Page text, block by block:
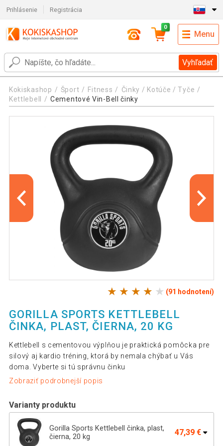
Prihlásenie Registrácia
Vyhľadať
0
Menu
Kokiskashop Šport Fitness
Činky / Kotúče / Tyče
Kettlebell
Cementové Vin-Bell činky
(91 hodnotení)
GORILLA SPORTS KETTLEBELL
ČINKA, PLAST, ČIERNA, 20 KG
Kettlebell s cementovou výplňou je praktická pomôcka pre
silový aj kardio tréning, ktorá by nemala chýbať u Vás
doma. Vyberte si tú správnu činku
Zobraziť podrobnejší popis
Varianty produktu
Gorilla Sports Kettlebell činka, plast,
čierna, 20 kg
47,39 €